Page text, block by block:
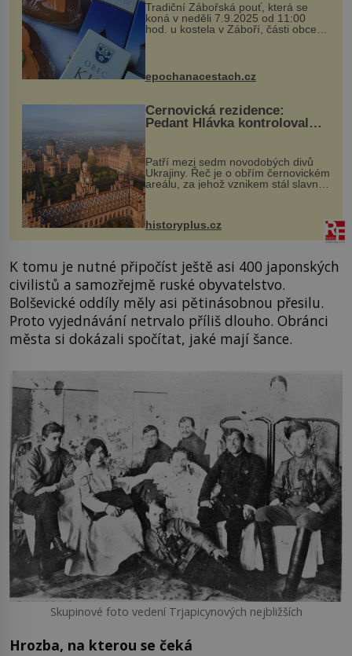
Tradiční Zábořská pouť, která se
koná v neděli 7.9.2025 od 11:00
hod. u kostela v Záboří, části obce
Kly u Mělníka. V programu naleznete
komentovanou prohlídku kostela,
epochanacestach.cz
Černovická rezidence:
Pedant Hlávka kontroloval
Patří mezi sedm novodobých divů
Ukrajiny. Řeč je o obřím černovickém
areálu, za jehož vznikem stál slavný
český architekt Josef Hlávka. Ten si
na něm dal mimořádně záležet. Jeho
historyplus.cz
K tomu je nutné připočíst ještě asi 400 japonských
civilistů a samozřejmě ruské obyvatelstvo.
Bolševické oddíly měly asi pětinásobnou přesilu.
Proto vyjednávání netrvalo příliš dlouho. Obránci
města si dokázali spočítat, jaké mají šance.
Skupinové foto vedení Trjapicynových nejbližších
Hrozba, na kterou se čeká